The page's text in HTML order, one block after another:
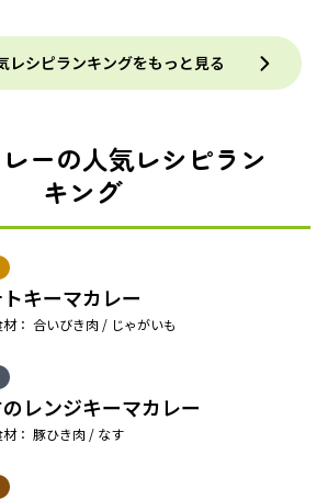
レシピランキングをもっと見る
ーの人気レシピラン
キング
キーマカレー
材： 合いびき肉 / じゃがいも
レンジキーマカレー
材： 豚ひき肉 / なす